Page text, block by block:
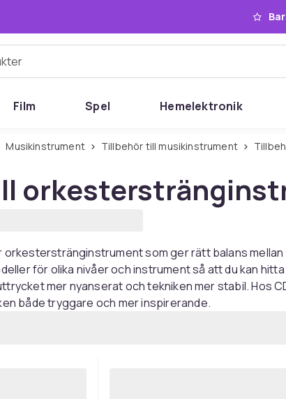
Film Spel Hemelektronik
Musikinstrument Tillbehör till musikinstrument
orkesterstränginstrument som ger rätt balans
för olika nivåer och instrument så att du kan
mer nyanserat och tekniken mer stabil. Hos
både tryggare och mer inspirerande.